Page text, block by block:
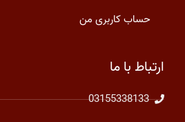
حساب کاربری من
ارتباط با ما
03155338133